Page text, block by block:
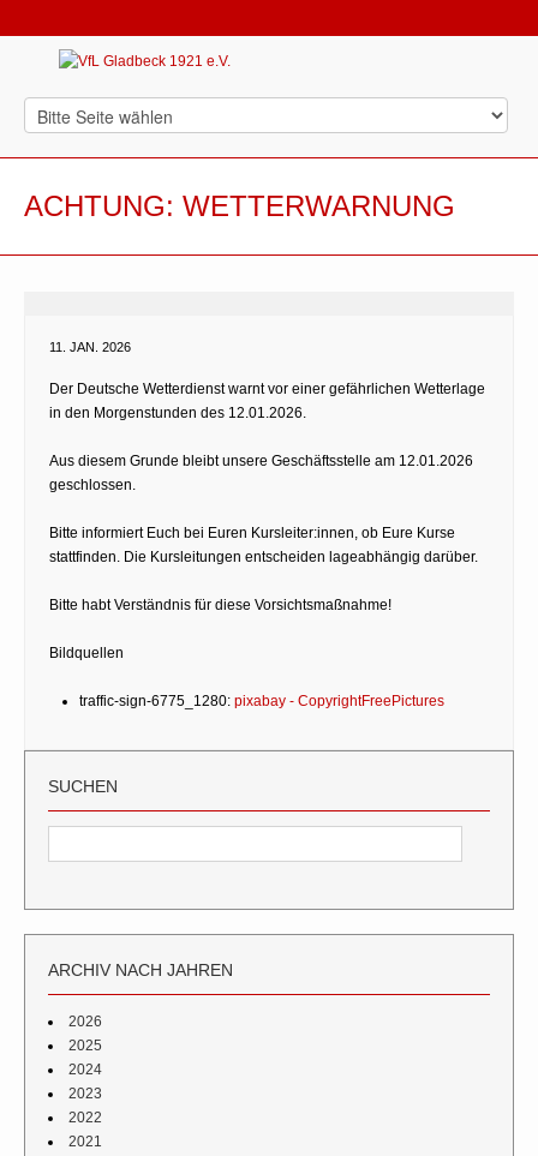
ACHTUNG: WETTERWARNUNG
11. JAN. 2026
Der Deutsche Wetterdienst warnt vor einer gefährlichen Wetterlage
in den Morgenstunden des 12.01.2026.
Aus diesem Grunde bleibt unsere Geschäftsstelle am 12.01.2026
geschlossen.
Bitte informiert Euch bei Euren Kursleiter:innen, ob Eure Kurse
stattfinden. Die Kursleitungen entscheiden lageabhängig darüber.
Bitte habt Verständnis für diese Vorsichtsmaßnahme!
Bildquellen
traffic-sign-6775_1280: pixabay - CopyrightFreePictures
SUCHEN
ARCHIV NACH JAHREN
2026
2025
2024
2023
2022
2021